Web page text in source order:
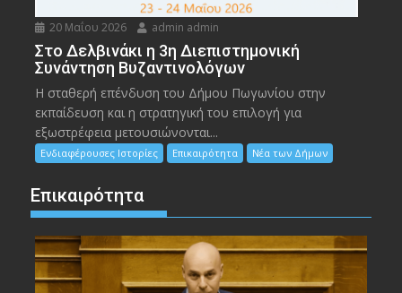
20 Μαΐου 2026 admin admin
Στο Δελβινάκι η 3η Διεπιστημονική
Συνάντηση Βυζαντινολόγων
Η σταθερή επένδυση του Δήμου Πωγωνίου στην
εκπαίδευση και η στρατηγική του επιλογή για
εξωστρέφεια μετουσιώνονται...
Ενδιαφέρουσες Ιστορίες Επικαιρότητα Νέα των Δήμων
Επικαιρότητα